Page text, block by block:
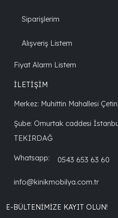
Siparişlerim
Alışveriş Listem
Fiyat Alarm Listem
İLETİŞİM
Merkez: Muhittin Mahallesi
Şube: Omurtak caddesi
TEKİRDAĞ
Whatsapp: 0543 653 63 60
info@kinikmobilya.com.tr
E-BÜLTENIMIZE KAYIT OLUN!